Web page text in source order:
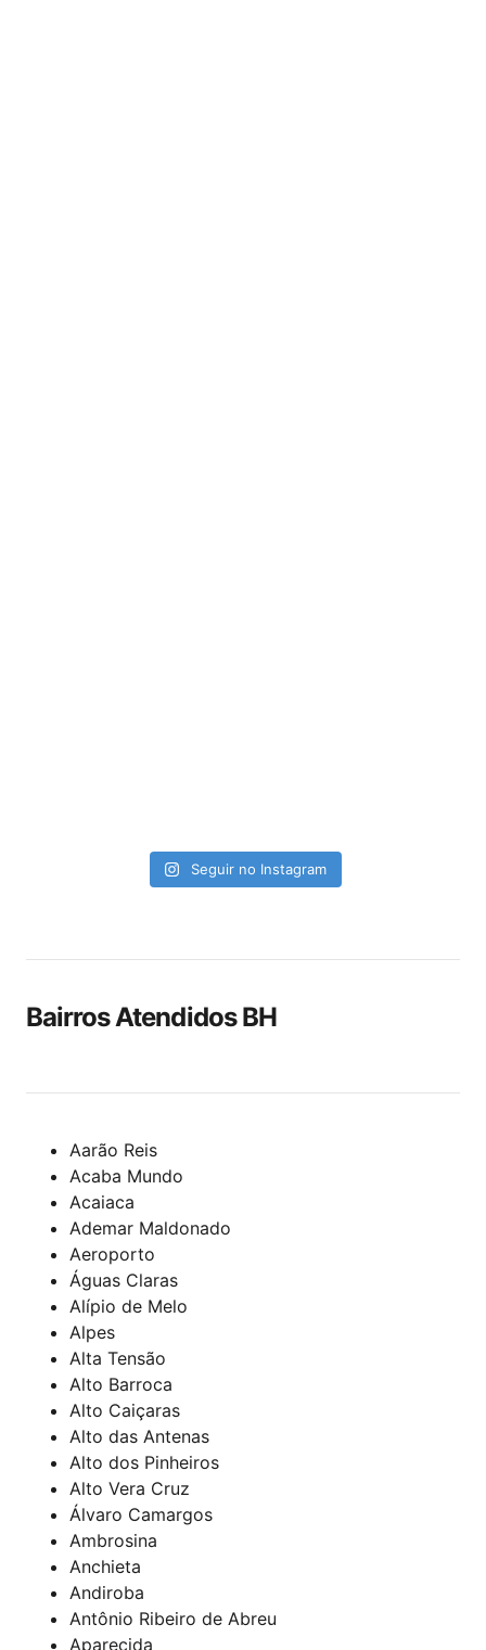
Seguir no Instagram
Bairros Atendidos BH
Aarão Reis
Acaba Mundo
Acaiaca
Ademar Maldonado
Aeroporto
Águas Claras
Alípio de Melo
Alpes
Alta Tensão
Alto Barroca
Alto Caiçaras
Alto das Antenas
Alto dos Pinheiros
Alto Vera Cruz
Álvaro Camargos
Ambrosina
Anchieta
Andiroba
Antônio Ribeiro de Abreu
Aparecida